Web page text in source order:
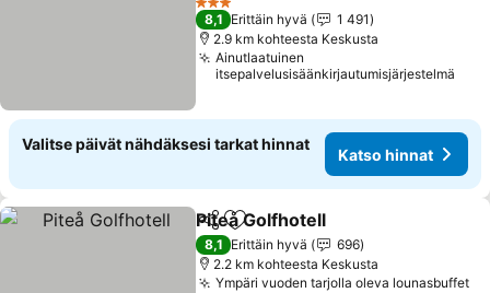
3 Tähtiluokitus
8,1 Erittäin hyvä
1 491
2.9 km kohteesta Keskusta
Ainutlaatuinen
itsepalvelusisäänkirjautumisjärjestelmä
Valitse päivät nähdäksesi tarkat hinnat
Katso hinnat
Jaa Lisää suosikkeihin
Piteå Golfhotell
8,1 Erittäin hyvä
696
2.2 km kohteesta Keskusta
Ympäri vuoden tarjolla oleva lounasbuffet